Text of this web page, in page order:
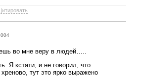
во мне веру в людей…..
Я кстати, и не говорил, что
хреново, тут это ярко выражено